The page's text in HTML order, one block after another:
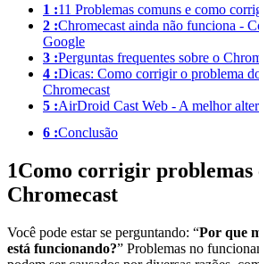
1 :11 Problemas comuns e como
2 :Chromecast ainda não funciona -
Google
3 :Perguntas frequentes sobre o
4 :Dicas: Como corrigir o problema
Chromecast
5 :AirDroid Cast Web - A melhor
6 :Conclusão
1Como corrigir problemas
Chromecast
Você pode estar se perguntando: “Por que
está funcionando?” Problemas no